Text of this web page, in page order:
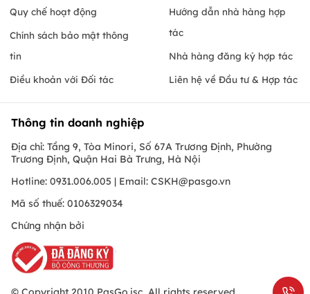
Quy chế hoạt động
Chính sách bảo mật thông
tin
Điều khoản với Đối tác
Hướng dẫn nhà hàng hợp
tác
Nhà hàng đăng ký hợp tác
Liên hệ về Đầu tư & Hợp tác
Thông tin doanh nghiệp
Địa chỉ: Tầng 9, Tòa Minori, Số 67A Trương Định, Phường
Trương Định, Quận Hai Bà Trưng, Hà Nội
Hotline: 0931.006.005 | Email: CSKH@pasgo.vn
Mã số thuế: 0106329034
Chứng nhận bởi